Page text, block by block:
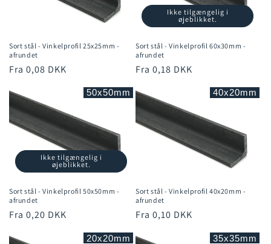
Sort stål - Vinkelprofil 25x25mm -
afrundet
Normalpris
Fra 0,08 DKK
Ikke tilgængelig i
øjeblikket.
Sort stål - Vinkelprofil 60x30mm -
afrundet
Normalpris
Fra 0,18 DKK
Ikke tilgængelig i
øjeblikket.
Sort stål - Vinkelprofil 50x50mm -
afrundet
Normalpris
Fra 0,20 DKK
50x50mm
Sort stål - Vinkelprofil 40x20mm -
afrundet
Normalpris
Fra 0,10 DKK
40x20mm
20x20mm 35x35mm